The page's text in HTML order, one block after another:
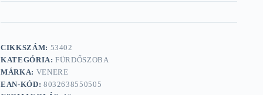
CIKKSZÁM: 53402
KATEGÓRIA:FÜRDŐSZOBA
MÁRKA: VENERE
EAN-KÓD: 8032638550505